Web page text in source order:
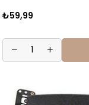
₺59,99